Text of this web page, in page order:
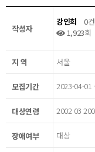
작성자
강인희
0건
1,923회
지 역 서울
모집기간 2023-04-01
대상연령 2002 03
장애여부 대상